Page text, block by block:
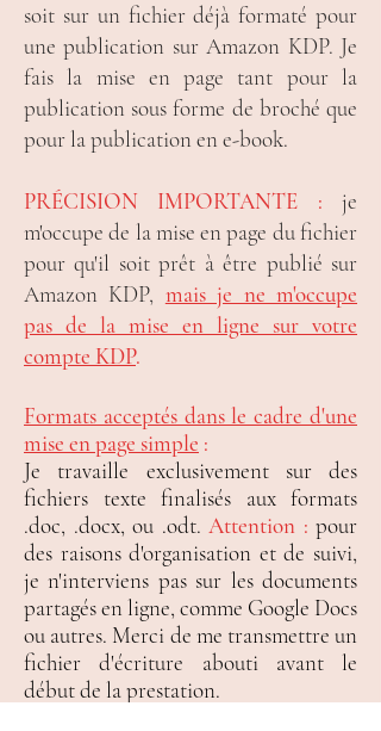
soit sur un fichier déjà formaté pour
une publication sur Amazon KDP. Je
fais la mise en page tant pour la
publication sous forme de broché que
pour la publication en e-book.
PRÉCISION IMPORTANTE : je
m'occupe de la mise en page du fichier
pour qu'il soit prêt à être publié sur
Amazon KDP, mais je ne m'occupe
pas de la mise en ligne sur votre
compte KDP.
Formats acceptés dans le cadre d'une
mise en page simple :
Je travaille exclusivement sur des
fichiers texte finalisés aux formats
.doc, .docx, ou .odt. Attention : pour
des raisons d'organisation et de suivi,
je n'interviens pas sur les documents
partagés en ligne, comme Google Docs
ou autres. Merci de me transmettre un
fichier d'écriture abouti avant le
début de la prestation.